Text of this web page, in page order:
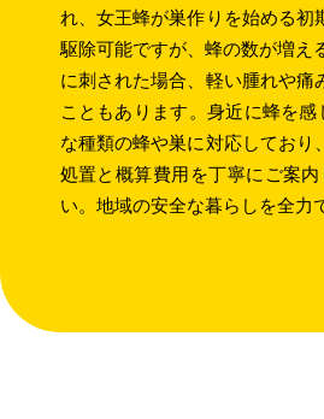
れ、女王蜂が巣作りを始める初
駆除可能ですが、蜂の数が増え
に刺された場合、軽い腫れや
こともあります。身近に蜂を
な種類の蜂や巣に対応してお
処置と概算費用を丁寧にご案
い。地域の安全な暮らしを全力